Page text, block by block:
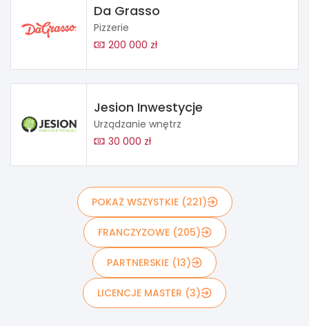
Da Grasso
Pizzerie
200 000 zł
Jesion Inwestycje
Urządzanie wnętrz
30 000 zł
POKAŻ WSZYSTKIE (221)
FRANCZYZOWE (205)
PARTNERSKIE (13)
LICENCJE MASTER (3)